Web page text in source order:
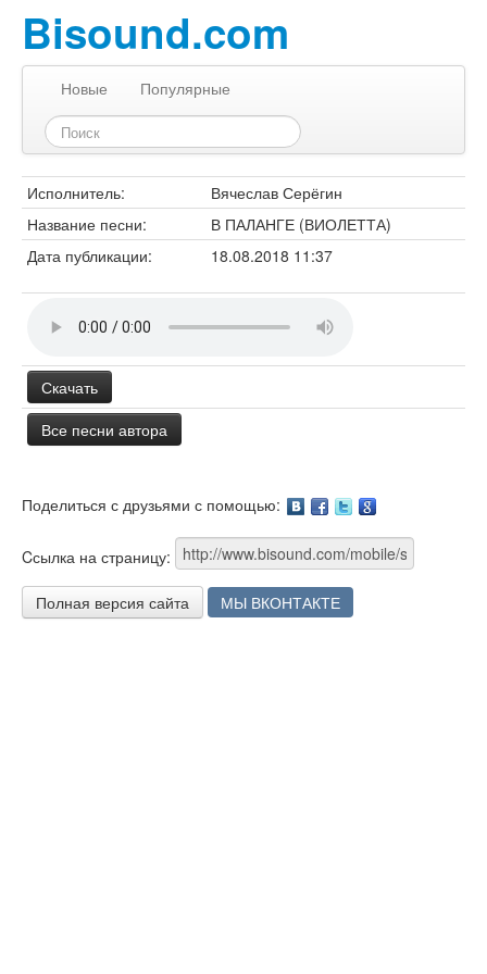
Bisound.com
Новые Популярные
Исполнитель:
Вячеслав Серёгин
Название песни:
В ПАЛАНГЕ (ВИОЛЕТТА)
Дата публикации:
18.08.2018 11:37
Скачать
Все песни автора
Поделиться с друзьями с помощью:
Cсылка на страницу:
Полная версия сайта МЫ ВКОНТАКТЕ